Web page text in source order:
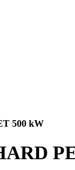
500 kW